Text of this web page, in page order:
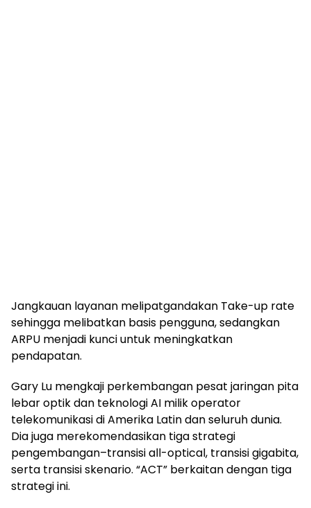
Jangkauan layanan melipatgandakan Take-up rate
sehingga melibatkan basis pengguna, sedangkan
ARPU menjadi kunci untuk meningkatkan
pendapatan.
Gary Lu mengkaji perkembangan pesat jaringan pita
lebar optik dan teknologi AI milik operator
telekomunikasi di Amerika Latin dan seluruh dunia.
Dia juga merekomendasikan tiga strategi
pengembangan–transisi all-optical, transisi gigabita,
serta transisi skenario. “ACT” berkaitan dengan tiga
strategi ini.